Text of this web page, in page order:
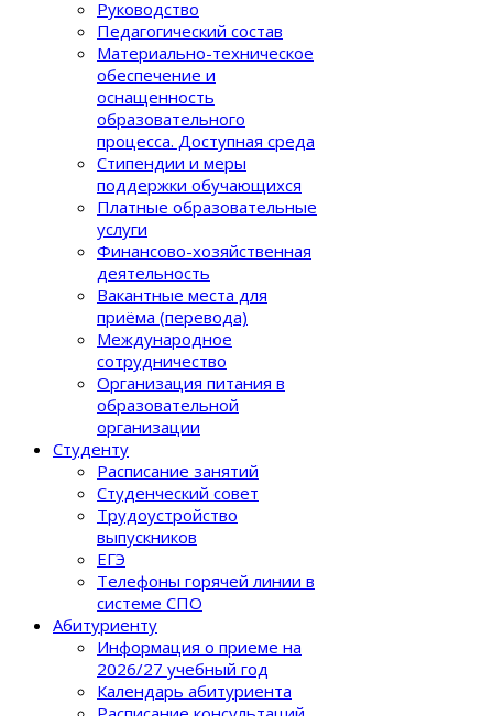
Руководство
Педагогический состав
Материально-техническое
обеспечение и
оснащенность
образовательного
процеcса. Доступная среда
Стипендии и меры
поддержки обучающихся
Платные образовательные
услуги
Финансово-хозяйственная
деятельность
Вакантные места для
приёма (перевода)
Международное
сотрудничество
Организация питания в
образовательной
организации
Студенту
Расписание занятий
Студенческий совет
Трудоустройство
выпускников
ЕГЭ
Телефоны горячей линии в
системе СПО
Абитуриенту
Информация о приеме на
2026/27 учебный год
Календарь абитуриента